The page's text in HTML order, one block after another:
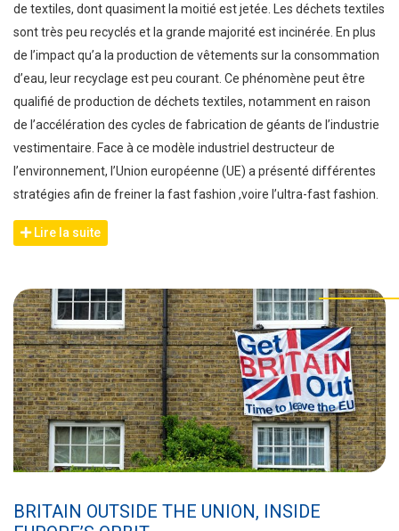
de textiles, dont quasiment la moitié est jetée. Les déchets textiles
sont très peu recyclés et la grande majorité est incinérée. En plus
de l’impact qu’a la production de vêtements sur la consommation
d’eau, leur recyclage est peu courant. Ce phénomène peut être
qualifié de production de déchets textiles, notamment en raison
de l’accélération des cycles de fabrication de géants de l’industrie
vestimentaire. Face à ce modèle industriel destructeur de
l’environnement, l’Union européenne (UE) a présenté différentes
stratégies afin de freiner la fast fashion ,voire l’ultra-fast fashion.
Lire la suite
BRITAIN OUTSIDE THE UNION, INSIDE